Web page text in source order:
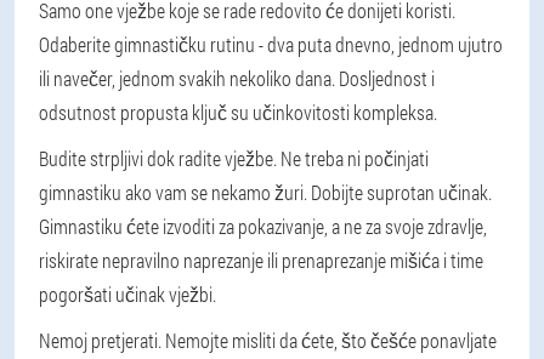
Samo one vježbe koje se rade redovito će donijeti koristi.
Odaberite gimnastičku rutinu - dva puta dnevno, jednom ujutro
ili navečer, jednom svakih nekoliko dana. Dosljednost i
odsutnost propusta ključ su učinkovitosti kompleksa.
Budite strpljivi dok radite vježbe. Ne treba ni počinjati
gimnastiku ako vam se nekamo žuri. Dobijte suprotan učinak.
Gimnastiku ćete izvoditi za pokazivanje, a ne za svoje zdravlje,
riskirate nepravilno naprezanje ili prenaprezanje mišića i time
pogoršati učinak vježbi.
Nemoj pretjerati. Nemojte misliti da ćete, što češće ponavljate